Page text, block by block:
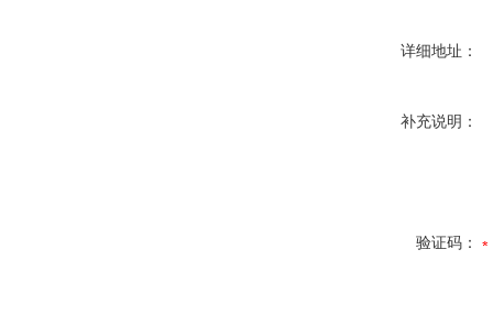
详细地址：
补充说明：
验证码：